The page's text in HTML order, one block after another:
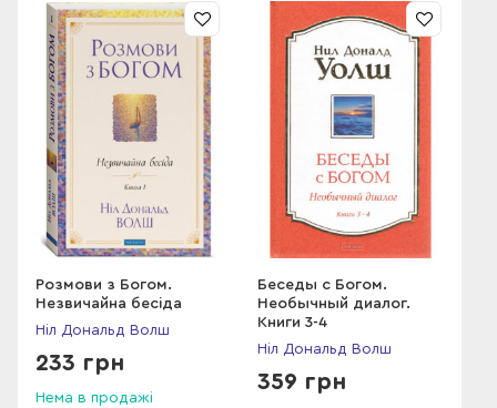
Розмови з Богом.
Незвичайна бесіда
Ніл Дональд Волш
233 грн
Нема в продажі
Беседы с Богом.
Необычный диалог.
Книги 3-4
Ніл Дональд Волш
359 грн